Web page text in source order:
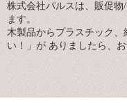
株式会社パルスは、販促
ます。
木製品からプラスチック
い！」が ありましたら、